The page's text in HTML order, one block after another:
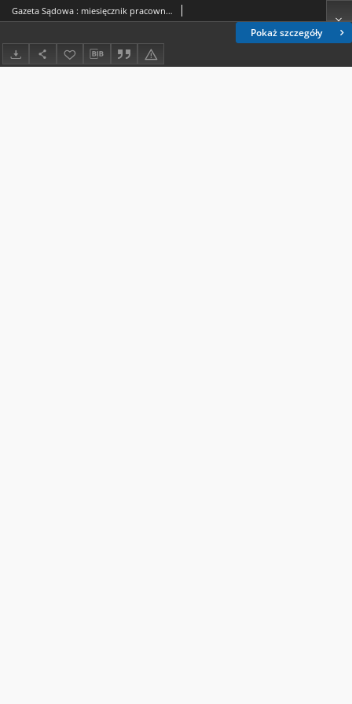
Pokaż szczegóły
Gazeta Sądowa : miesięcznik pracowników sądownictwa. 2018, nr 3=20 (marzec)